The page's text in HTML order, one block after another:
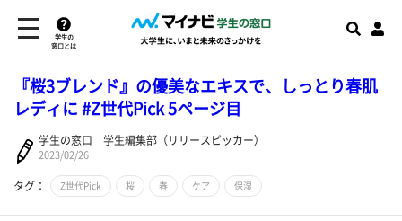
学生の
窓口とは
『桜3ブレンド』の優美なエキスで、しっとり春肌
レディに #Z世代Pick 5ページ目
学生の窓口 学生編集部（リリースピッカー）
2023/02/26
タグ： Z世代Pick 桜 春 ケア 保湿